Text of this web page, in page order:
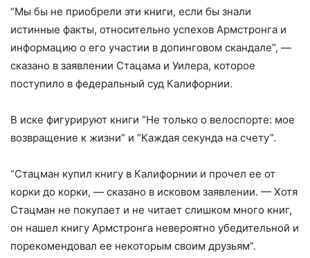
“Мы бы не приобрели эти книги, если бы знали
истинные факты, относительно успехов Армстронга и
информацию о его участии в допинговом скандале”, —
сказано в заявлении Стацама и Уилера, которое
поступило в федеральный суд Калифорнии.
В иске фигурируют книги “Не только о велоспорте: мое
возвращение к жизни” и “Каждая секунда на счету”.
“Стацман купил книгу в Калифорнии и прочел ее от
корки до корки, — сказано в исковом заявлении. — Хотя
Стацман не покупает и не читает слишком много книг,
он нашел книгу Армстронга невероятно убедительной и
порекомендовал ее некоторым своим друзьям”.